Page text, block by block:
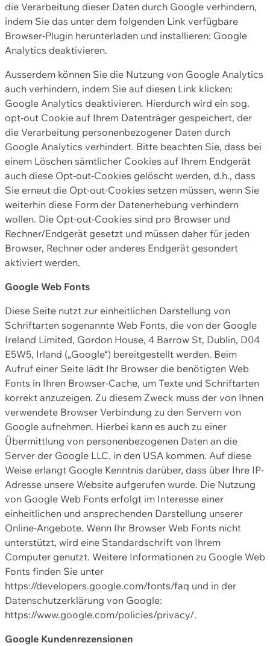
die Verarbeitung dieser Daten durch Google verhindern,
indem Sie das unter dem folgenden Link verfügbare
Browser-Plugin herunterladen und installieren: Google
Analytics deaktivieren.
Ausserdem können Sie die Nutzung von Google Analytics
auch verhindern, indem Sie auf diesen Link klicken:
Google Analytics deaktivieren. Hierdurch wird ein sog.
opt-out Cookie auf Ihrem Datenträger gespeichert, der
die Verarbeitung personenbezogener Daten durch
Google Analytics verhindert. Bitte beachten Sie, dass bei
einem Löschen sämtlicher Cookies auf Ihrem Endgerät
auch diese Opt-out-Cookies gelöscht werden, d.h., dass
Sie erneut die Opt-out-Cookies setzen müssen, wenn Sie
weiterhin diese Form der Datenerhebung verhindern
wollen. Die Opt-out-Cookies sind pro Browser und
Rechner/Endgerät gesetzt und müssen daher für jeden
Browser, Rechner oder anderes Endgerät gesondert
aktiviert werden.
Google Web Fonts
Diese Seite nutzt zur einheitlichen Darstellung von
Schriftarten sogenannte Web Fonts, die von der Google
Ireland Limited, Gordon House, 4 Barrow St, Dublin, D04
E5W5, Irland („Google“) bereitgestellt werden. Beim
Aufruf einer Seite lädt Ihr Browser die benötigten Web
Fonts in Ihren Browser-Cache, um Texte und Schriftarten
korrekt anzuzeigen. Zu diesem Zweck muss der von Ihnen
verwendete Browser Verbindung zu den Servern von
Google aufnehmen. Hierbei kann es auch zu einer
Übermittlung von personenbezogenen Daten an die
Server der Google LLC. in den USA kommen. Auf diese
Weise erlangt Google Kenntnis darüber, dass über Ihre IP-
Adresse unsere Website aufgerufen wurde. Die Nutzung
von Google Web Fonts erfolgt im Interesse einer
einheitlichen und ansprechenden Darstellung unserer
Online-Angebote. Wenn Ihr Browser Web Fonts nicht
unterstützt, wird eine Standardschrift von Ihrem
Computer genutzt. Weitere Informationen zu Google Web
Fonts finden Sie unter
https://developers.google.com/fonts/faq und in der
Datenschutzerklärung von Google:
https://www.google.com/policies/privacy/.
Google Kundenrezensionen